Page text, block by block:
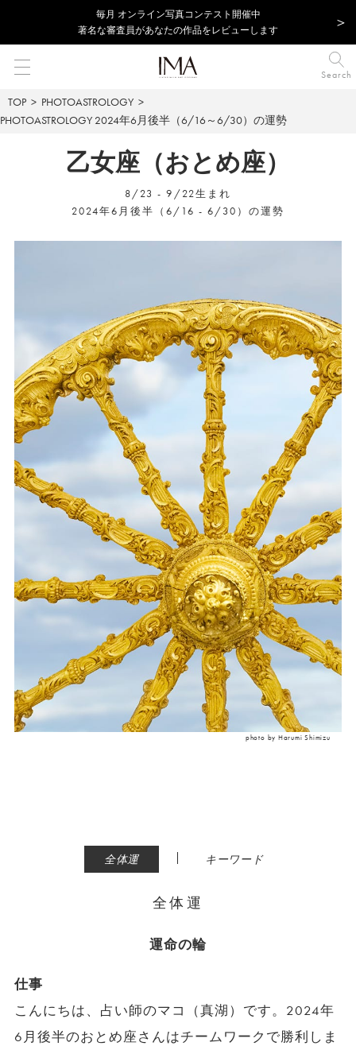
毎⽉ オンライン写真コンテスト開催中
著名な審査員があなたの作品をレビューします
Search
TOP
PHOTOASTROLOGY
PHOTOASTROLOGY 2024年6月後半（6/16～6/30）の運勢
乙女座（おとめ座）
8/23 - 9/22生まれ
2024年6月後半（6/16 - 6/30）の運勢
photo by Harumi Shimizu
全体運 | キーワード
全体運
運命の輪
仕事
こんにちは、占い師のマコ（真湖）です。2024年
6月後半のおとめ座さんはチームワークで勝利しま